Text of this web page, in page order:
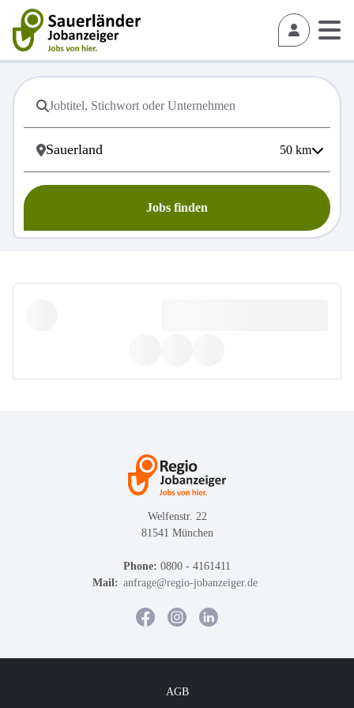
50 km
Jobs finden
Welfenstr. 22
81541 München
Phone: 0800 - 4161411
Mail: anfrage@regio-jobanzeiger.de
AGB